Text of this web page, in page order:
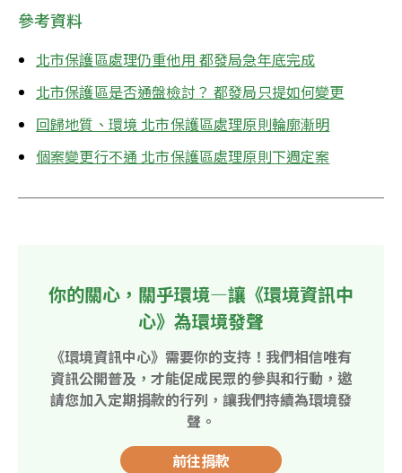
參考資料
北市保護區處理仍重他用 都發局急年底完成
北市保護區是否通盤檢討？ 都發局只提如何變更
回歸地質、環境 北市保護區處理原則輪廓漸明
個案變更行不通 北市保護區處理原則下週定案
你的關心，關乎環境—讓《環境資訊中
心》為環境發聲
《環境資訊中心》需要你的支持！我們相信唯有
資訊公開普及，才能促成民眾的參與和行動，邀
請您加入定期捐款的行列，讓我們持續為環境發
聲。
前往捐款